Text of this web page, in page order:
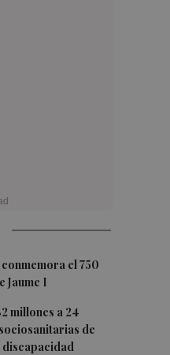
conmemora el 750
Jaume I
millones a 24
de
discapacidad